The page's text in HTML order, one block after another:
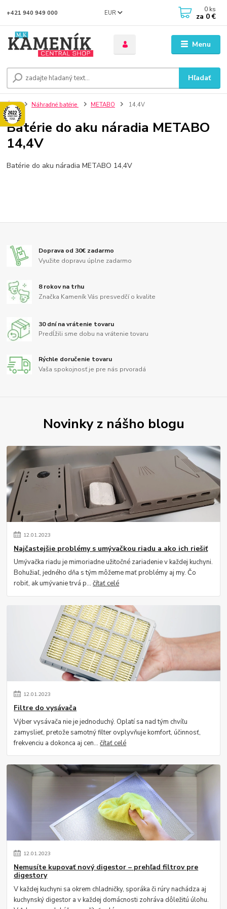
Menu
EUR
Hľadať
+421 940 949 000 0 ks
za 0 €
Úvod Náhradné batérie METABO 14,4V
Batérie do aku náradia METABO
14,4V
Batérie do aku náradia METABO 14,4V
Doprava od 30€ zadarmo
Využite dopravu úplne zadarmo
8 rokov na trhu
Značka Kameník Vás presvedčí o kvalite
30 dní na vrátenie tovaru
Predĺžili sme dobu na vrátenie tovaru
Rýchle doručenie tovaru
Vaša spokojnosť je pre nás prvoradá
Novinky z nášho blogu
12.01.2023
Najčastejšie problémy s umývačkou riadu a ako ich riešiť
Umývačka riadu je mimoriadne užitočné zariadenie v každej kuchyni.
Bohužiaľ, jedného dňa s tým môžeme mať problémy aj my. Čo
robiť, ak umývanie trvá p...čítať celé
12.01.2023
Filtre do vysávača
Výber vysávača nie je jednoduchý. Oplatí sa nad tým chvíľu
zamyslieť, pretože samotný filter ovplyvňuje komfort, účinnosť,
frekvenciu a dokonca aj cen...čítať celé
12.01.2023
Nemusíte kupovať nový digestor – prehľad filtrov pre
digestory
V každej kuchyni sa okrem chladničky, sporáka či rúry nachádza aj
kuchynský digestor a v každej domácnosti zohráva dôležitú úlohu.